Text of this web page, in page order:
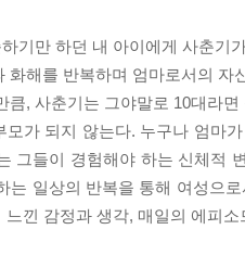
기만 하던 내 아이에게 사춘기
화해를 반복하며 엄마로서의 자
큼, 사춘기는 그야말로 10대라
모가 되지 않는다. 누구나 엄마
그들이 경험해야 하는 신체적
는 일상의 반복을 통해 여성으
낀 감정과 생각, 매일의 에피